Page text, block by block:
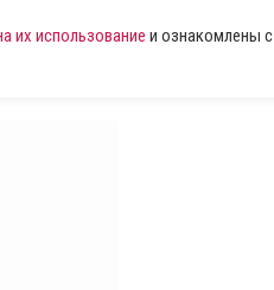
их использование и ознакомлены с